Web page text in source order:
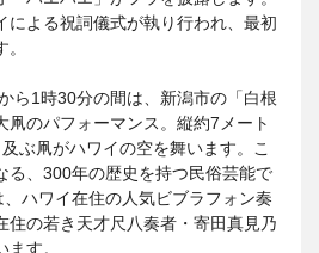
による祝詞儀式が執り行われ、最初
ら1時30分の間は、新潟市の「白根
凧のパフォーマンス。縦約7メート
ぶ凧がハワイの空を舞います。こ
る、300年の歴史を持つ民俗芸能で
ハワイ在住の人気ビブラフォン奏
住の若き天才尺八奏者・寄田真見乃
す。